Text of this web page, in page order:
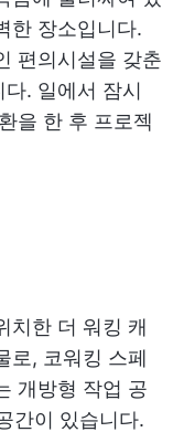
한 장소입니다.
편의시설을 갖춘
. 일에서 잠시
을 한 후 프로젝
치한 더 워킹 캐
로, 코워킹 스페
개방형 작업 공
간이 있습니다.